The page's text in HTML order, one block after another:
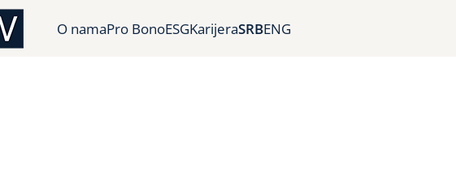
O namaPro BonoESGKarijeraSRBENG